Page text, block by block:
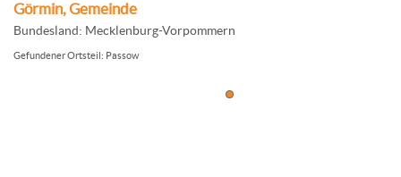
Görmin, Gemeinde
Bundesland: Mecklenburg-Vorpommern
Gefundener Ortsteil: Passow